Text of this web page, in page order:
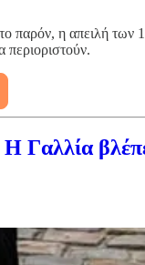
παρόν, η απειλή
περιοριστούν.
βλέπει